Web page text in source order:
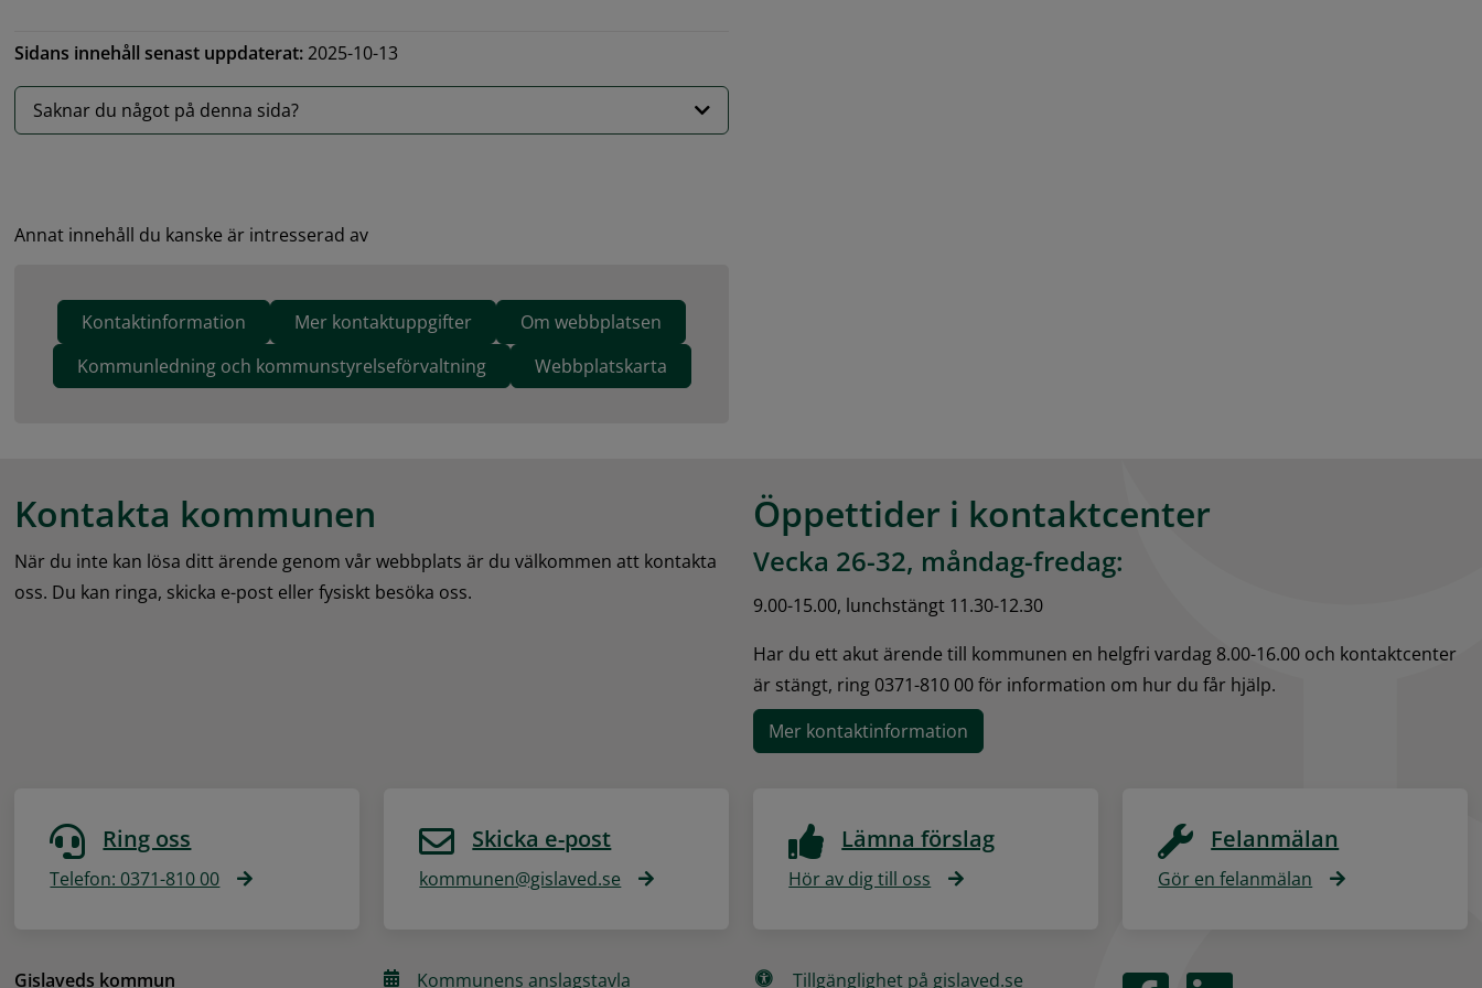
Sidans innehåll senast uppdaterat: 2025-10-13
Saknar du något på denna sida?
Annat innehåll du kanske är intresserad av
Kontaktinformation Mer kontaktuppgifter
Om webbplatsen
Kommunledning och kommunstyrelseförvaltning
Webbplatskarta
Kontakta kommunen
När du inte kan lösa ditt ärende genom vår webbplats är du välkommen att kontakta
oss. Du kan ringa, skicka e-post eller fysiskt besöka oss.
Öppettider i kontaktcenter
Vecka 26-32, måndag-fredag:
9.00-15.00, lunchstängt 11.30-12.30
Har du ett akut ärende till kommunen en helgfri vardag 8.00-16.00 och kontaktcenter
är stängt, ring 0371-810 00 för information om hur du får hjälp.
Mer kontaktinformation
Ring oss
Telefon: 0371-810 00
Skicka e-post
kommunen@gislaved.se
Lämna förslag
Hör av dig till oss
Felanmälan
Gör en felanmälan
Gislaveds kommun Kommunens anslagstavla Tillgänglighet på gislaved.se